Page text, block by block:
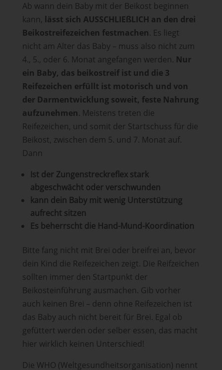
Ab wann dein Baby mit der Beikost beginnen
kann, lässt sich AUSSCHLIEßLICH an den drei
Beikostreifezeichen festmachen. Es liegt
nicht am Alter das Baby – muss also nicht zum
4., 5., oder 6. Monat angefangen werden. Nur
ein Baby, das beikostreif ist und die 3
Reifezeichen erfüllt ist motorisch und von
der Darmentwicklung soweit, feste Nahrung
aufzunehmen. Meistens treten die
Reifezeichen, und somit der Startschuss für die
Beikost, zwischen dem 5. und 7. Monat auf.
Dann
Ist der Zungenstreckreflex stark
abgeschwächt oder verschwunden
kann dein Baby mit wenig Unterstützung
aufrecht sitzen
Es beherrscht die Hand-Mund-Koordination
Bitte fang nicht mit Brei oder breifrei an, bevor
dein Kind die Reifezeichen zeigt. Die Reifzeichen
sollten immer den Startpunkt der
Beikosteinführung ausmachen. Gib vorher
auch keinen Brei – denn ohne Reifezeichen ist
das Baby auch nicht bereit für Brei. Egal ob
gefüttert werden oder selber essen, das macht
hier wirklich keinen Unterschied!
Die WHO (Weltgesundheitsorganisation) nennt